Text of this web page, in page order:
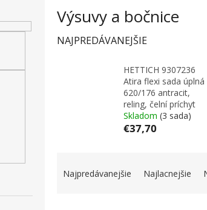
Výsuvy a bočnice
NAJPREDÁVANEJŠIE
HETTICH 9307236
Atira flexi sada úplná
620/176 antracit,
reling, čelní príchyt
Skladom (3 sada)
€37,70
Najpredávanejšie Najlacnejšie